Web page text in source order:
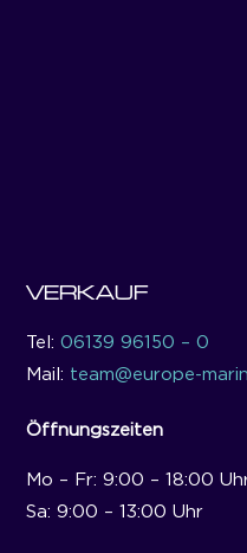
VERKAUF
Tel:06139 96150 – 0
Mail: team@europe-
Öffnungszeiten
Mo – Fr: 9:00 – 18:00
Sa: 9:00 – 13:00 Uhr